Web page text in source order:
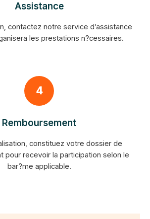
Assistance
contactez notre service d’assistance
les prestations n?cessaires.
4
Remboursement
constituez votre dossier de
pour recevoir la participation selon le
bar?me applicable.